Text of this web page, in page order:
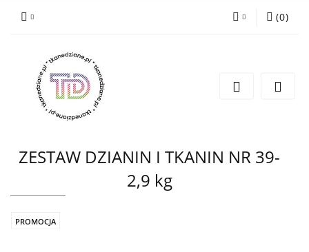
Wyślij e-mail
(0)
ZESTAW DZIANIN I TKANIN NR 39-
2,9 kg
PROMOCJA